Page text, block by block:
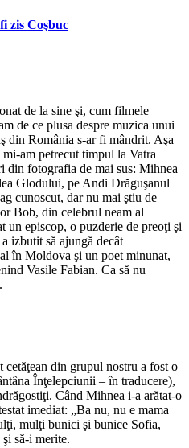
zis Coşbuc
de la sine şi, cum filmele
de ce plusa despre muzica unui
din România s-ar fi mândrit. Aşa
am petrecut timpul la Vatra
din fotografia de mai sus: Mihnea
Glodului, pe Andi Drăguşanul
cunoscut, dar nu mai ştiu de
Bob, din celebrul neam al
un episcop, o puzderie de preoţi şi
izbutit să ajungă decât
în Moldova şi un poet minunat,
Vasile Fabian. Ca să nu
din grupul nostru a fost o
Înţelepciunii – în traducere),
Când Mihnea i-a arătat-o
imediat: „Ba nu, nu e mama
mulţi bunici şi bunice Sofia,
să-i merite.